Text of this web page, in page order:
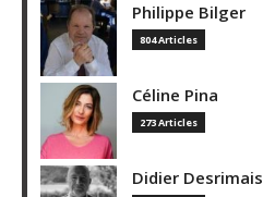
Philippe Bilger
804 Articles
Céline Pina
273 Articles
Didier Desrimais